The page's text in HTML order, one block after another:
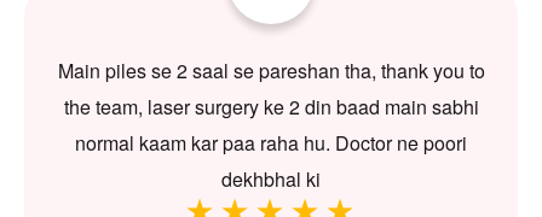
Main piles se 2 saal se pareshan tha, thank you to
the team, laser surgery ke 2 din baad main sabhi
normal kaam kar paa raha hu. Doctor ne poori
dekhbhal ki